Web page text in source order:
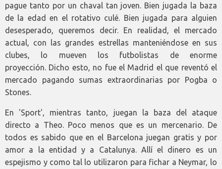
pague tanto por un chaval tan joven. Bien jugada la baza
de la edad en el rotativo culé. Bien jugada para alguien
desesperado, queremos decir. En realidad, el mercado
actual, con las grandes estrellas manteniéndose en sus
clubes, lo mueven los futbolistas de enorme
proyección. Dicho esto, no fue el Madrid el que reventó el
mercado pagando sumas extraordinarias por Pogba o
Stones.
En 'Sport', mientras tanto, juegan la baza del ataque
directo a Theo. Poco menos que es un mercenario. De
todos es sabido que en el Barcelona juegan gratis y por
amor a la entidad y a Catalunya. Allí el dinero es un
espejismo y como tal lo utilizaron para fichar a Neymar, lo